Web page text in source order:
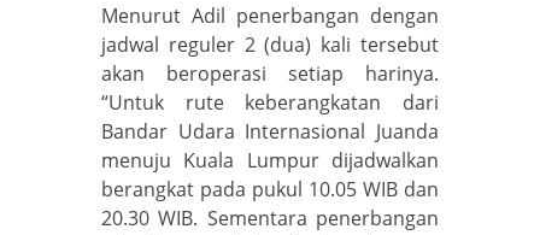
Menurut Adil penerbangan dengan
jadwal reguler 2 (dua) kali tersebut
akan beroperasi setiap harinya.
“Untuk rute keberangkatan dari
Bandar Udara Internasional Juanda
menuju Kuala Lumpur dijadwalkan
berangkat pada pukul 10.05 WIB dan
20.30 WIB. Sementara penerbangan